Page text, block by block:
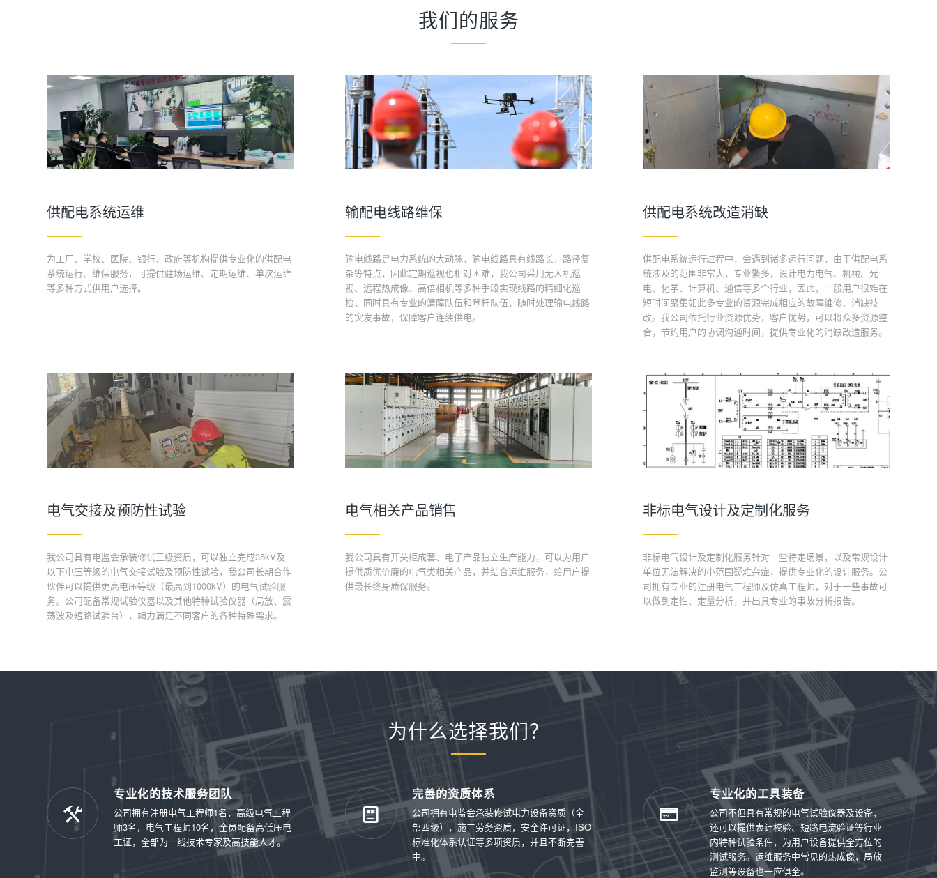
我们的服务
供配电系统运维
为工厂、学校、医院、银行、政府等机构提供专业化的供配电
系统运行、维保服务，可提供驻场运维、定期运维、单次运维
等多种方式供用户选择。
输配电线路维保
输电线路是电力系统的大动脉，输电线路具有线路长，路径复
杂等特点，因此定期巡视也相对困难，我公司采用无人机巡
视、远程热成像、高倍相机等多种手段实现线路的精细化巡
检，同时具有专业的清障队伍和登杆队伍，随时处理输电线路
的突发事故，保障客户连续供电。
供配电系统改造消缺
供配电系统运行过程中，会遇到诸多运行问题，由于供配电系
统涉及的范围非常大，专业繁多，设计电力电气、机械、光
电、化学、计算机、通信等多个行业，因此，一般用户很难在
短时间聚集如此多专业的资源完成相应的故障维修、消缺技
改。我公司依托行业资源优势，客户优势，可以将众多资源整
合，节约用户的协调沟通时间，提供专业化的消缺改造服务。
电气交接及预防性试验
我公司具有电监会承装修试三级资质，可以独立完成35kV及
以下电压等级的电气交接试验及预防性试验，我公司长期合作
伙伴可以提供更高电压等级（最高到1000kV）的电气试验服
务。公司配备常规试验仪器以及其他特种试验仪器（局放、震
荡波及短路试验台），竭力满足不同客户的各种特殊需求。
电气相关产品销售
我公司具有开关柜成套、电子产品独立生产能力，可以为用户
提供质优价廉的电气类相关产品，并结合运维服务，给用户提
供最长终身质保服务。
非标电气设计及定制化服务
非标电气设计及定制化服务针对一些特定场景，以及常规设计
单位无法解决的小范围疑难杂症，提供专业化的设计服务。公
司拥有专业的注册电气工程师及仿真工程师，对于一些事故可
以做到定性、定量分析，并出具专业的事故分析报告。
为什么选择我们？
专业化的技术服务团队
公司拥有注册电气工程师1名，高级电气工程
师3名，电气工程师10名，全员配备高低压电
工证，全部为一线技术专家及高技能人才。
完善的资质体系
公司拥有电监会承装修试电力设备资质（全
部四级），施工劳务资质，安全许可证，ISO
标准化体系认证等多项资质，并且不断完善
中。
专业化的工具装备
公司不但具有常规的电气试验仪器及设备，
还可以提供表计校验、短路电流验证等行业
内特种试验条件，为用户设备提供全方位的
测试服务。运维服务中常见的热成像，局放
监测等设备也一应俱全。